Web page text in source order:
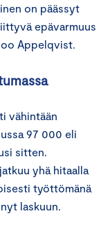
on päässyt
epävarmuus
Appelqvist.
vähintään
97 000 eli
sitten.
yhä hitaalla
työttömänä
laskuun.